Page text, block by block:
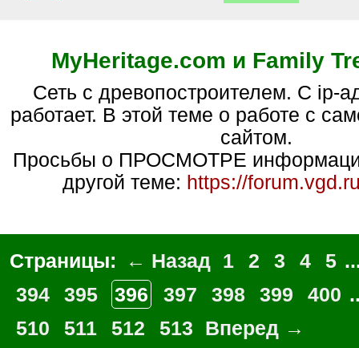
MyHeritage.com и Family
Сеть с древопостроителем. С ip-адресов РФ не
работает. В этой теме о работе с
сайтом.
Просьбы о ПРОСМОТРЕ
другой теме: https://
Страницы: ← Назад 1 2 3 4 5
394
395 396 397 398 399 400
510
511 512 513 Вперед →